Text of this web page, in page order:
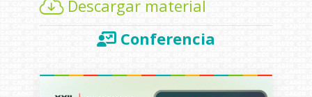
Descargar material
Conferencia